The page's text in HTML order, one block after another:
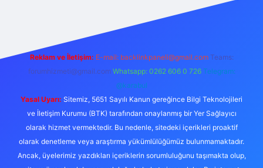
Reklam ve İletişim: E-mail: backlinkpaneli@gmail.com Teams:
forumhizmeti@gmail.com Whatsapp: 0262 606 0 726 Telegram:
@karabul
Yasal Uyarı: Sitemiz, 5651 Sayılı Kanun gereğince Bilgi Teknolojileri
ve İletişim Kurumu (BTK) tarafından onaylanmış bir Yer Sağlayıcı
olarak hizmet vermektedir. Bu nedenle, sitedeki içerikleri proaktif
olarak denetleme veya araştırma yükümlülüğümüz bulunmamaktadır.
Ancak, üyelerimiz yazdıkları içeriklerin sorumluluğunu taşımakta olup,